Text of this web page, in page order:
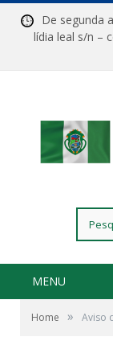
De
lídia leal s/n
por:
MENU
Home » Aviso